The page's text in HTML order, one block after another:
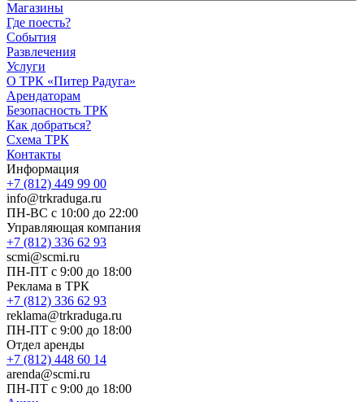
Магазины
Где поесть?
События
Развлечения
Услуги
О ТРК «Питер Радуга»
Арендаторам
Безопасность ТРК
Как добраться?
Схема ТРК
Контакты
Информация
+7 (812) 449 99 00
info@trkraduga.ru
ПН-ВС с 10:00 до 22:00
Управляющая компания
+7 (812) 336 62 93
scmi@scmi.ru
ПН-ПТ с 9:00 до 18:00
Реклама в ТРК
+7 (812) 336 62 93
reklama@trkraduga.ru
ПН-ПТ с 9:00 до 18:00
Отдел аренды
+7 (812) 448 60 14
arenda@scmi.ru
ПН-ПТ с 9:00 до 18:00